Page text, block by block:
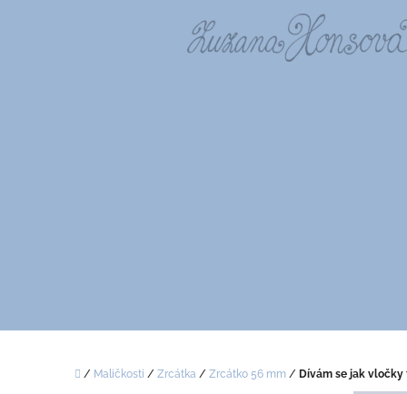
Domů
/ Maličkosti / Zrcátka / Zrcátko 56 mm / Dívám se jak